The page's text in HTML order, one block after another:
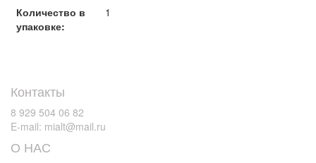
Количество в
упаковке:
1
Контакты
8 929 504 06 82
E-mail: mialt@mail.ru
О НАС